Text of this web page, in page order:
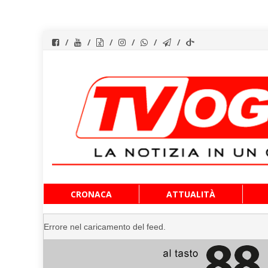
al
contenuto
CRONACA ATTUALITÀ
Errore nel caricamento del feed.